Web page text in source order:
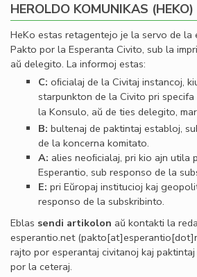
HEROLDO KOMUNIKAS (HEKO)
HeKo estas retagentejo je la servo de la
Pakto por la Esperanta Civito, sub la
aŭ delegito. La informoj estas:
C: oﬁcialaj de la Civitaj instancoj,
starpunkton de la Civito pri
la Konsulo, aŭ de ties delegito,
B: bultenaj de paktintaj establoj,
de la koncerna komitato.
A: alies neoﬁcialaj, pri kio ajn utila
Esperantio, sub responso de la
E: pri Eŭropaj institucioj kaj
responso de la subskribinto.
Eblas sendi artikolon aŭ kontakti la
esperantio.net
rajto por esperantaj civitanoj kaj
por la ceteraj.